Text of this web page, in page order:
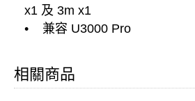
x1 及 3m x1
• 兼容 U3000 Pro
相關商品